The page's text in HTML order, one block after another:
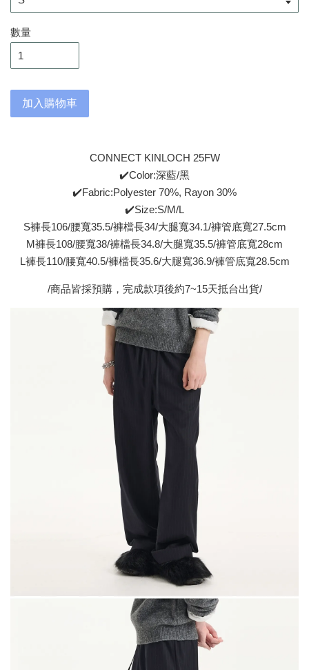
數量
加入購物車
CONNECT KINLOCH 25FW
✔️Color:深藍/黑
✔️Fabric:Polyester 70%, Rayon 30%
✔️Size:S/M/L
S褲長106/腰寬35.5/褲檔長34/大腿寬34.1/褲管底寬27.5cm
M褲長108/腰寬38/褲檔長34.8/大腿寬35.5/褲管底寬28cm
L褲長110/腰寬40.5/褲檔長35.6/大腿寬36.9/褲管底寬28.5cm
/商品皆採預購，完成款項後約7~15天抵台出貨/